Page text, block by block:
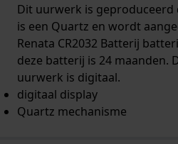
Dit uurwerk is geproduceerd
is een Quartz en wordt
Renata CR2032 Batterij
deze batterij is 24 maanden.
uurwerk is digitaal.
digitaal display
Quartz mechanisme